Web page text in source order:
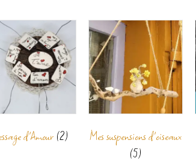
d'Amour(2)
Mes suspensions d'oiseaux
(5)